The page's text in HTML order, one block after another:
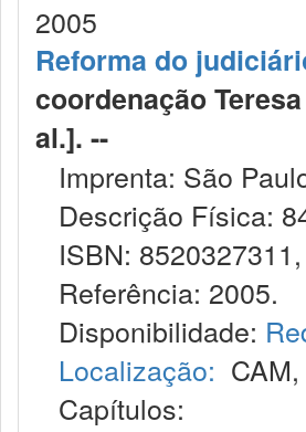
2005
Reforma do
coordenação
al.]. --
Imprenta: São
Descrição Física:
ISBN:
Referência: 2005.
Disponibilidade:
Localização: CAM,
Capítulos: